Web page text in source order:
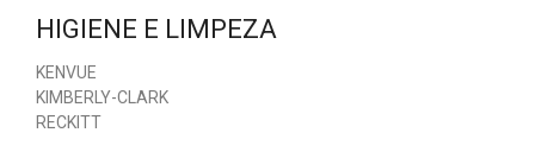
HIGIENE E LIMPEZA
KENVUE
KIMBERLY-CLARK
RECKITT